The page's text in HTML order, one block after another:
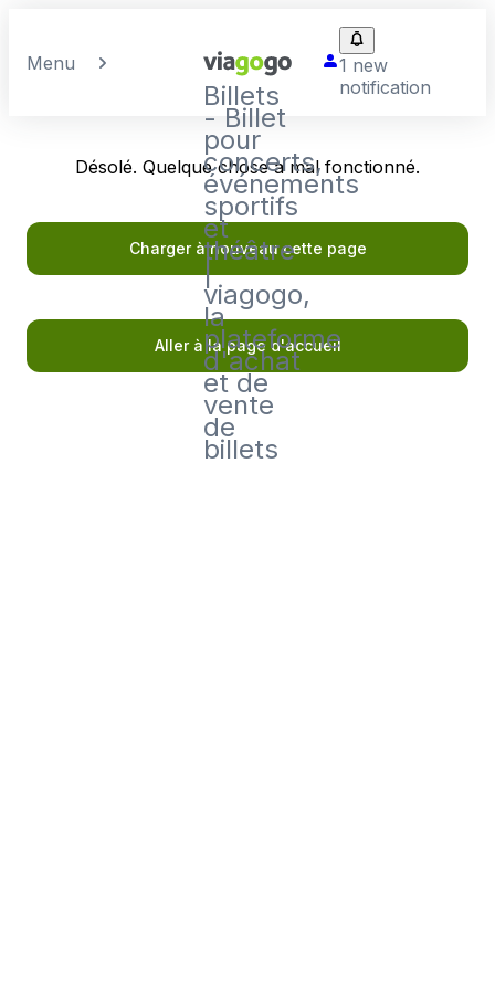
Menu
Billets
- Billet
pour
concerts,
événements
sportifs
et
théâtre
|
viagogo,
la
plateforme
d'achat
et de
vente
de
billets
1 new
notification
Désolé. Quelque chose a mal fonctionné.
Charger à nouveau cette page
Aller à la page d'accueil